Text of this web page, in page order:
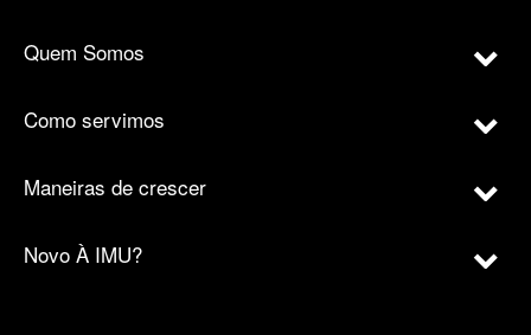
Quem Somos
Como servimos
Maneiras de crescer
Novo À IMU?